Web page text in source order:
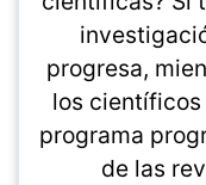
progresa,
los científicos
programa
de las